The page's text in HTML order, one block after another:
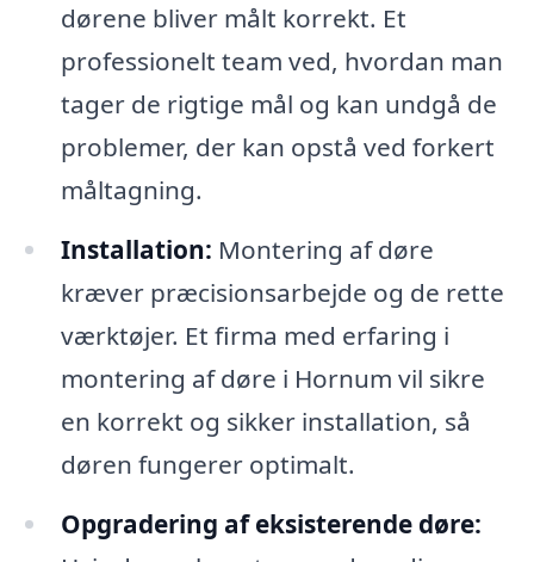
dørene bliver målt korrekt. Et
professionelt team ved, hvordan man
tager de rigtige mål og kan undgå de
problemer, der kan opstå ved forkert
måltagning.
Installation: Montering af døre
kræver præcisionsarbejde og de rette
værktøjer. Et firma med erfaring i
montering af døre i Hornum vil sikre
en korrekt og sikker installation, så
døren fungerer optimalt.
Opgradering af eksisterende døre: